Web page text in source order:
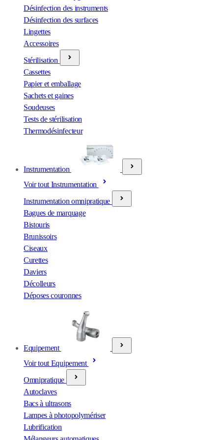
Désinfection des instruments
Désinfection des surfaces
Lingettes
Accessoires
Stérilisation
Cassettes
Papier et emballage
Sachets et gaines
Soudeuses
Tests de stérilisation
Thermodésinfecteur
Instrumentation
Voir tout Instrumentation
Instrumentation omnipratique
Bagues de marquage
Bistouris
Brunissoirs
Ciseaux
Curettes
Daviers
Décolleurs
Déposes couronnes
Equipement
Voir tout Equipement
Omnipratique
Autoclaves
Bacs à ultrasons
Lampes à photopolymériser
Lubrification